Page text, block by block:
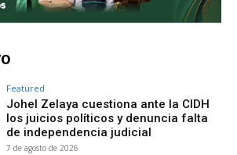
Featured
Johel Zelaya cuestiona ante la CIDH
los juicios políticos y denuncia falta
de independencia judicial
7 de agosto de 2026